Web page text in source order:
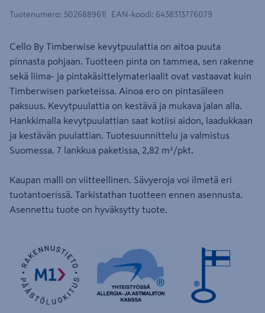
Tuotenumero: 502688961 EAN-koodi: 6438313776079
Cello By Timberwise kevytpuulattia on aitoa puuta
pinnasta pohjaan. Tuotteen pinta on tammea, sen rakenne
sekä liima- ja pintakäsittelymateriaalit ovat vastaavat kuin
Timberwisen parketeissa. Ainoa ero on pintasäleen
paksuus. Kevytpuulattia on kestävä ja mukava jalan alla.
Hankkimalla kevytpuulattian saat kotiisi aidon, laadukkaan
ja kestävän puulattian. Tuotesuunnittelu ja valmistus
Suomessa. 7 lankkua paketissa, 2,82 m²/pkt.
Kaupan malli on viitteellinen. Sävyeroja voi ilmetä eri
tuotantoerissä. Tarkistathan tuotteen ennen asennusta.
Asennettu tuote on hyväksytty tuote.